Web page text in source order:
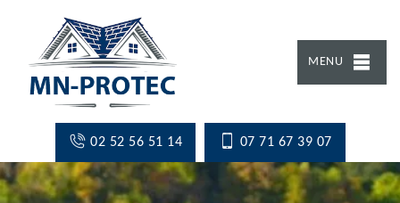
MENU
02 52 56 51 14 07 71 67 39 07